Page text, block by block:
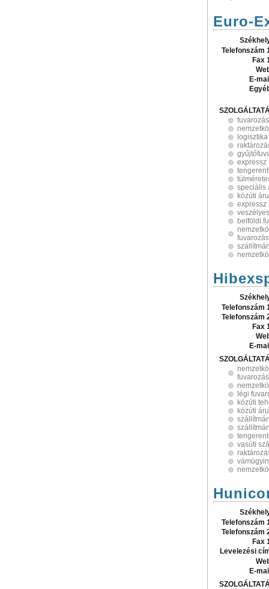
Euro-
Telefonszám
Fax
E-
fuvarozás
logisztika
expressz
speciális
közúti
expressz
belföldi
fuvarozás
Telefonszám
Telefonszám
Fax
E-
fuvarozás
légi
közúti
közúti
vasúti
Telefonszám
Telefonszám
Fax
Levelezési
E-